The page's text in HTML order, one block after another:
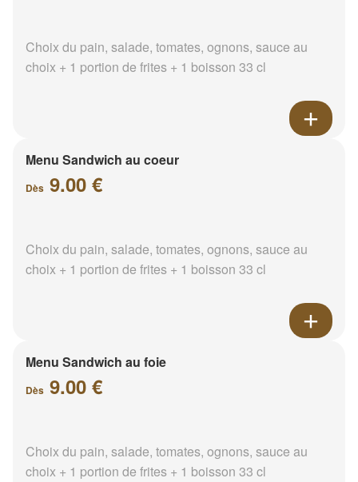
Choix du pain, salade, tomates, ognons, sauce au
choix + 1 portion de frites + 1 boisson 33 cl
Menu Sandwich au coeur
Dès 9.00 €
Choix du pain, salade, tomates, ognons, sauce au
choix + 1 portion de frites + 1 boisson 33 cl
Menu Sandwich au foie
Dès 9.00 €
Choix du pain, salade, tomates, ognons, sauce au
choix + 1 portion de frites + 1 boisson 33 cl